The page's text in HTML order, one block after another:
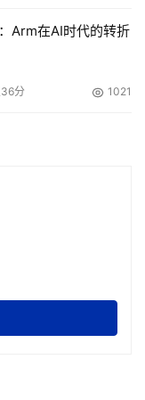
创新,中国在超算领
席陈左宁在致辞时
大科学与工程问题
元化,供需不平衡,
力基础设施建设,补
特征的先进计算产
Arm在AI时代的转折
分 1021